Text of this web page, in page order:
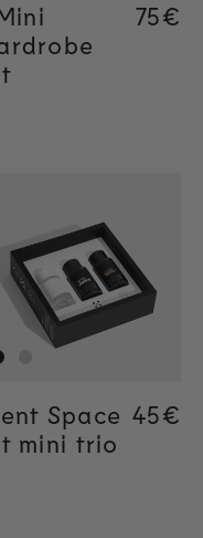
75€
Space
mini trio
45€